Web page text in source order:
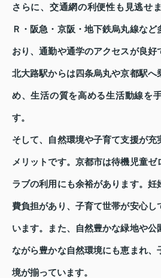
さらに、交通網の利便性も見逃せ
Ｒ・阪急・京阪・地下鉄烏丸線な
おり、通勤や通学のアクセスが良好
北大路駅からは四条烏丸や京都駅へ
め、生活の質を高める生活動線を
す。
そして、自然環境や子育て支援が充
メリットです。京都市は待機児童ゼ
ラブの利用にも余裕があります。妊
費負担があり、子育て世帯が安心し
います。また、自然豊かな緑地や公
ながら豊かな自然環境にも恵まれ、
境が揃っています。